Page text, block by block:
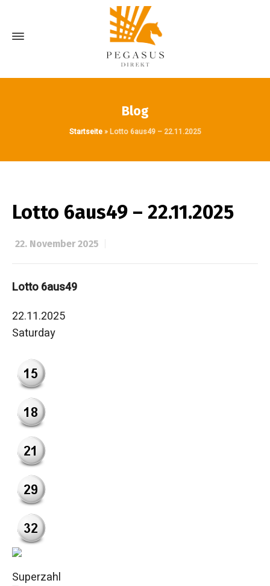
Blog
Startseite»Lotto 6aus49 – 22.11.2025
Lotto 6aus49 – 22.11.2025
22. November 2025
Lotto 6aus49
22.11.2025
Saturday
Superzahl